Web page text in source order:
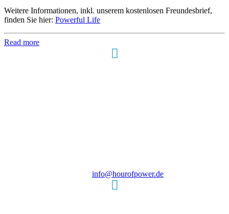
Weitere Informationen, inkl. unserem kostenlosen Freundesbrief,
finden Sie hier: Powerful Life
Read more
info@hourofpower.de